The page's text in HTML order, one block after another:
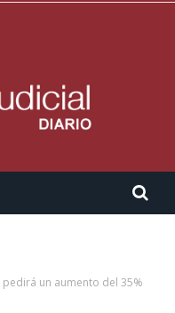
pedirá un aumento del 35%